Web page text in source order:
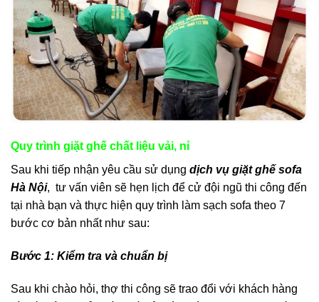
Quy trình giặt ghế chất liệu vải, nỉ
Sau khi tiếp nhận yêu cầu sử dụng dịch vụ giặt ghế sofa
Hà Nội, tư vấn viên sẽ hẹn lịch để cử đội ngũ thi công đến
tại nhà bạn và thực hiện quy trình làm sạch sofa theo 7
bước cơ bản nhất như sau:
Bước 1: Kiểm tra và chuẩn bị
Sau khi chào hỏi, thợ thi công sẽ trao đổi với khách hàng